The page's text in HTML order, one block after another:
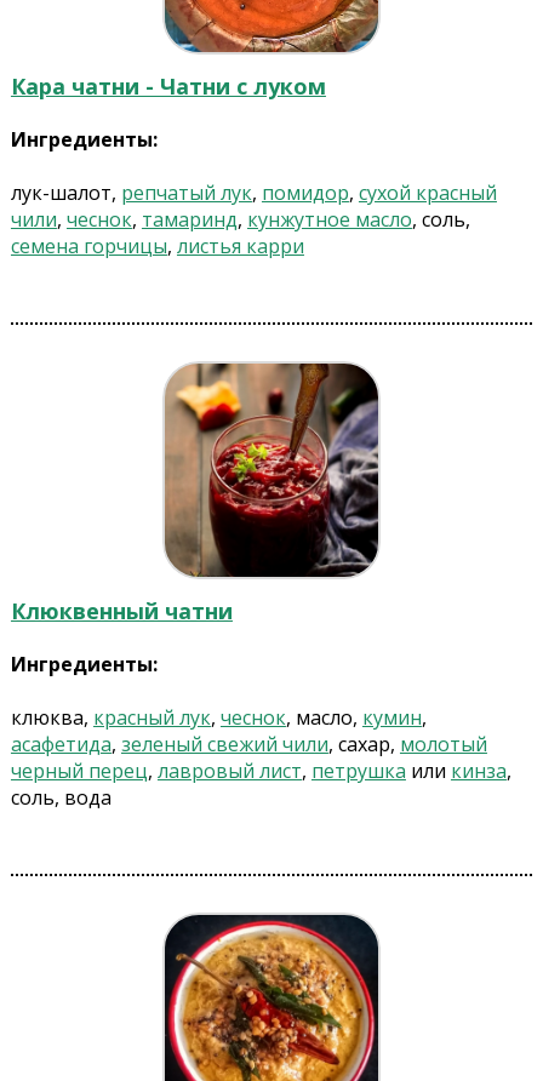
Кара чатни - Чатни с луком
Ингредиенты:
лук-шалот, репчатый лук, помидор, сухой красный
чили, чеснок, тамаринд, кунжутное масло, соль,
семена горчицы, листья карри
Клюквенный чатни
Ингредиенты:
клюква, красный лук, чеснок, масло, кумин,
асафетида, зеленый свежий чили, сахар, молотый
черный перец, лавровый лист, петрушка или кинза,
соль, вода